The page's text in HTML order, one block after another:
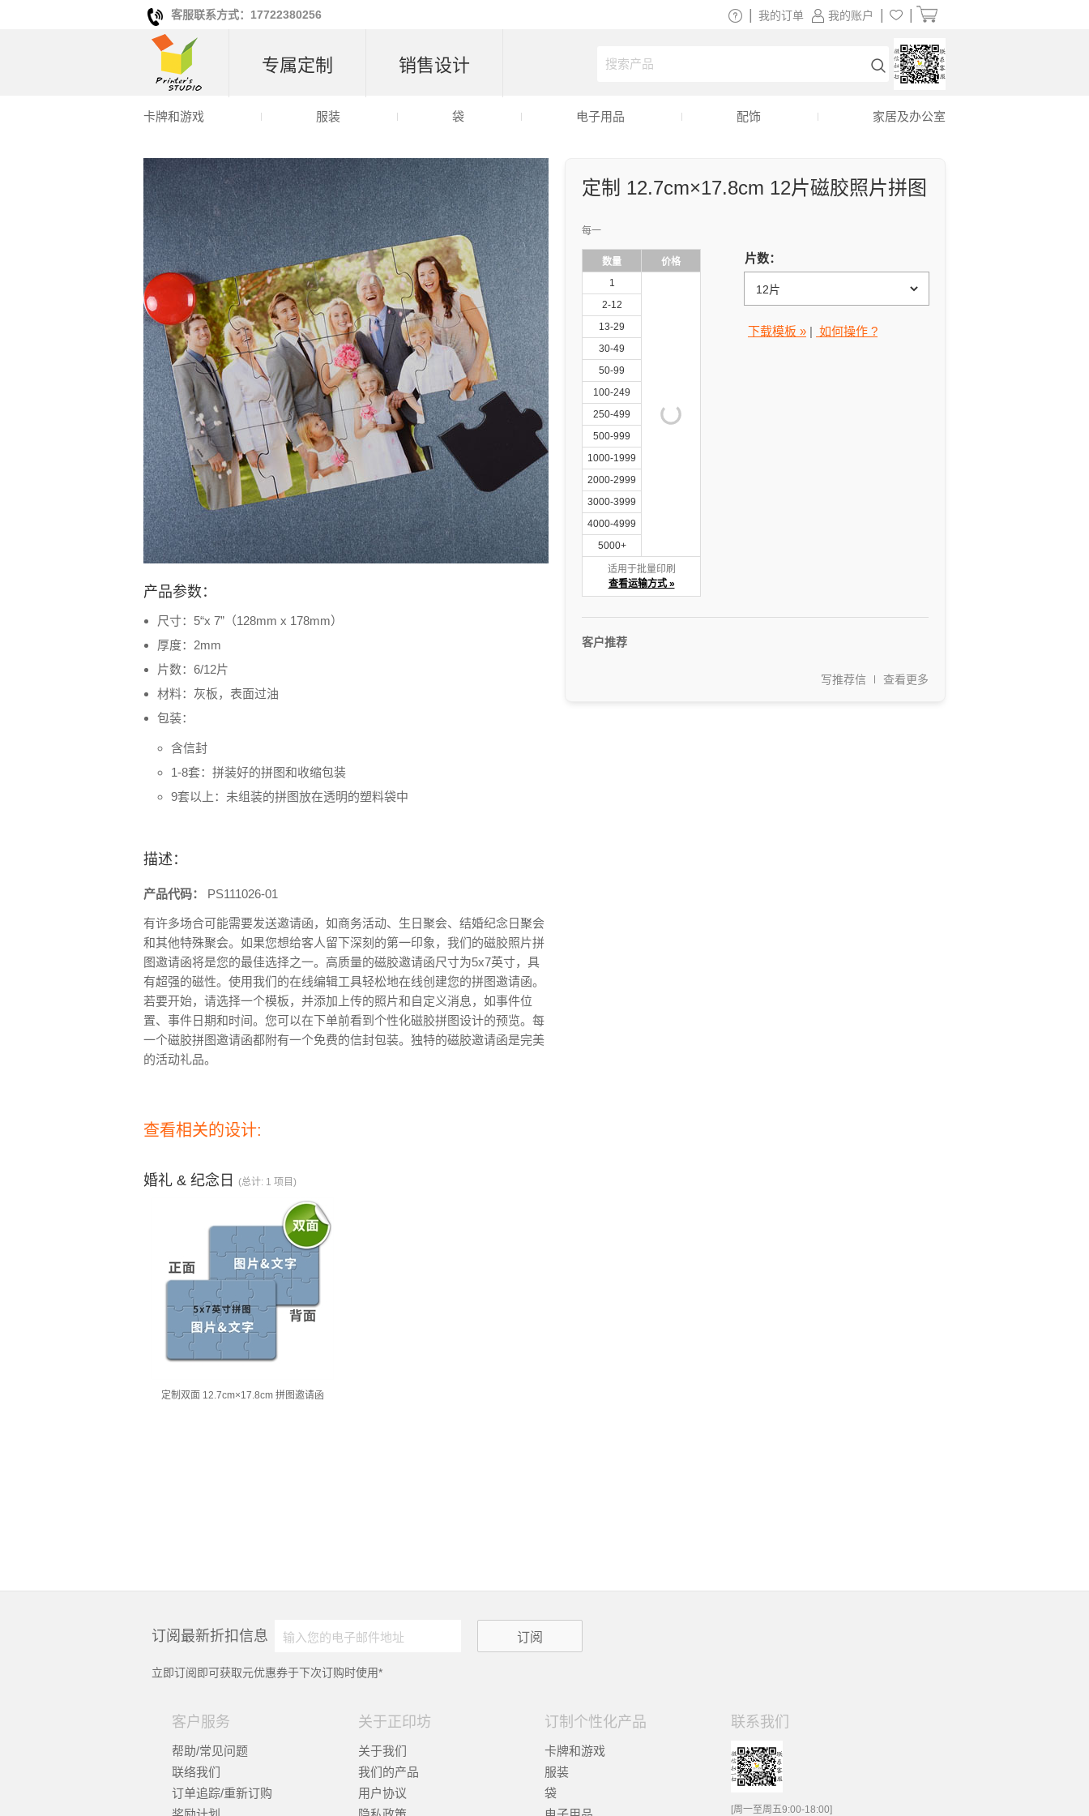
定制 12.7cm×17.8cm 12片磁胶照片拼图
每一
数量
价格
1
2-12
13-29
30-49
50-99
100-249
250-499
500-999
1000-1999
2000-2999
3000-3999
4000-4999
5000+
适用于批量印刷
查看运输方式 »
片数：
下载模板 » | 如何操作 ?
客户推荐
写推荐信 查看更多
产品参数：
尺寸：5“x 7”（128mm x 178mm）
厚度：2mm
片数：6/12片
材料：灰板，表面过油
包装：
含信封
1-8套：拼装好的拼图和收缩包装
9套以上：未组装的拼图放在透明的塑料袋中
描述：
产品代码： PS111026-01
有许多场合可能需要发送邀请函，如商务活动、生日聚会、结婚纪念日聚会
和其他特殊聚会。如果您想给客人留下深刻的第一印象，我们的磁胶照片拼
图邀请函将是您的最佳选择之一。高质量的磁胶邀请函尺寸为5x7英寸，具
有超强的磁性。使用我们的在线编辑工具轻松地在线创建您的拼图邀请函。
若要开始，请选择一个模板，并添加上传的照片和自定义消息，如事件位
置、事件日期和时间。您可以在下单前看到个性化磁胶拼图设计的预览。每
一个磁胶拼图邀请函都附有一个免费的信封包装。独特的磁胶邀请函是完美
的活动礼品。
查看相关的设计:
婚礼 & 纪念日 (总计: 1 项目)
定制双面 12.7cm×17.8cm 拼图邀请函
订阅最新折扣信息
立即订阅即可获取元优惠券于下次订购时使用*
客户服务
帮助/常见问题
联络我们
订单追踪/重新订购
关于正印坊
关于我们
我们的产品
用户协议
订制个性化产品
卡牌和游戏
服装
袋
联系我们
[周一至周五9:00-18:00]
客服联系方式：17722380256 我的账户
我的订单
专属定制 销售设计
卡牌和游戏 服装 袋 电子用品 配饰 家居及办公室